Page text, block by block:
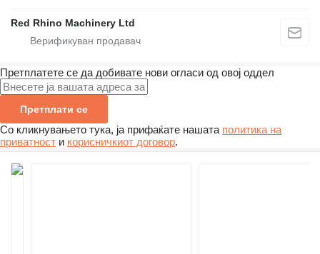
Red Rhino Machinery Ltd
Претплатете се да добивате нови огласи од овој оддел
Претплати се
Со кликнувањето тука, ја прифаќате нашата политика на
приватност и корисничкиот договор.